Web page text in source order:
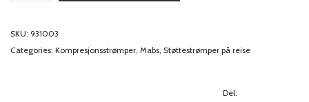
SKU: 931003
Categories: Kompresjonsstrømper, Mabs, Støttestrømper på reise
Del: